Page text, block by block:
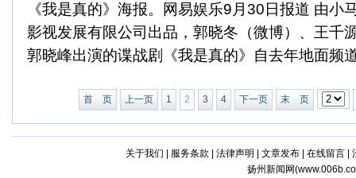
《我是真的》海报。网易娱乐9月30日报道 由小
影视发展有限公司出品，郭晓冬（微博）、王千
郭晓峰出演的谍战剧《我是真的》自去年地面频
首 页 上一页 1 2 3 4 下一页 末 页
关于我们 服务条款 法律声明 文章发布| 在线留言|
扬州新闻网(